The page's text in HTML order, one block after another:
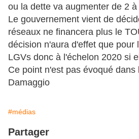
ou la dette va augmenter de 2
Le gouvernement vient de
réseaux ne financera plus le
décision n'aura d'effet que pour
LGVs donc à l'échelon 2020 si
Ce point n'est pas évoqué
Damaggio
#médias
Partager